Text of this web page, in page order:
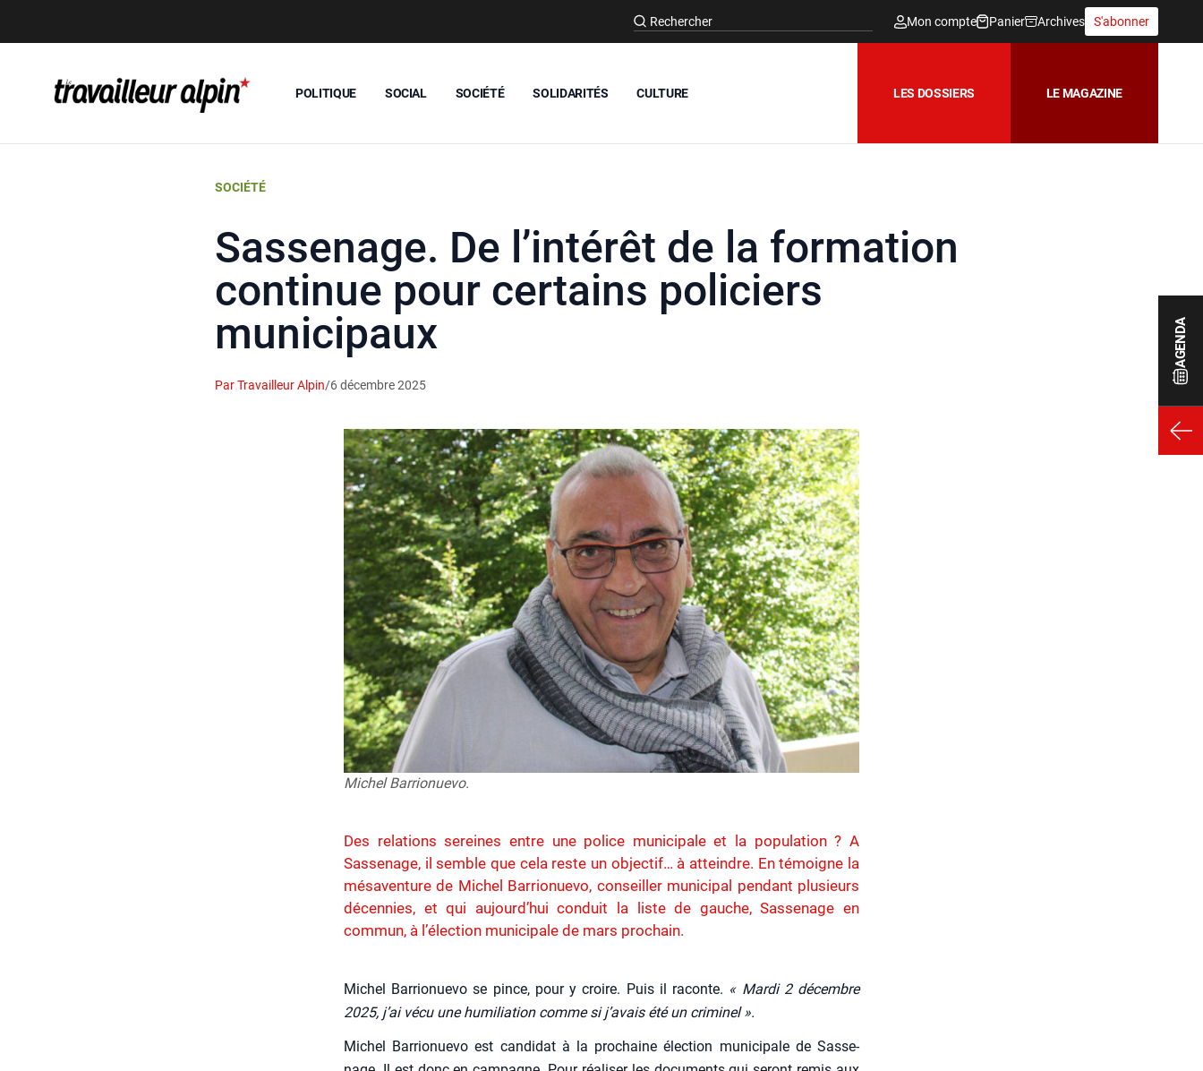
AGENDA
Mon compte Panier Archives S'abonner
POLITIQUE SOCIAL SOCIÉTÉ SOLIDARITÉS CULTURE LES DOSSIERS LE MAGAZINE
SOCIÉTÉ
Sassenage. De l’intérêt de la formation
continue pour certains policiers
municipaux
Par Travailleur Alpin/6 décembre 2025
Michel Barrionuevo.
Des relations sereines entre une police municipale et la population ? A
Sassenage, il semble que cela reste un objectif… à atteindre. En témoigne la
mésaventure de Michel Barrionuevo, conseiller municipal pendant plusieurs
décennies, et qui aujourd’hui conduit la liste de gauche, Sassenage en
commun, à l’élection municipale de mars prochain.
Michel Bar­rio­nue­vo se pince, pour y croire. Puis il raconte. « Mar­di 2 décembre
2025, j’ai vécu une humi­lia­tion comme si j’avais été un cri­mi­nel ».
Michel Bar­rio­nue­vo est can­di­dat à la pro­chaine élec­tion muni­ci­pale de Sas­se­